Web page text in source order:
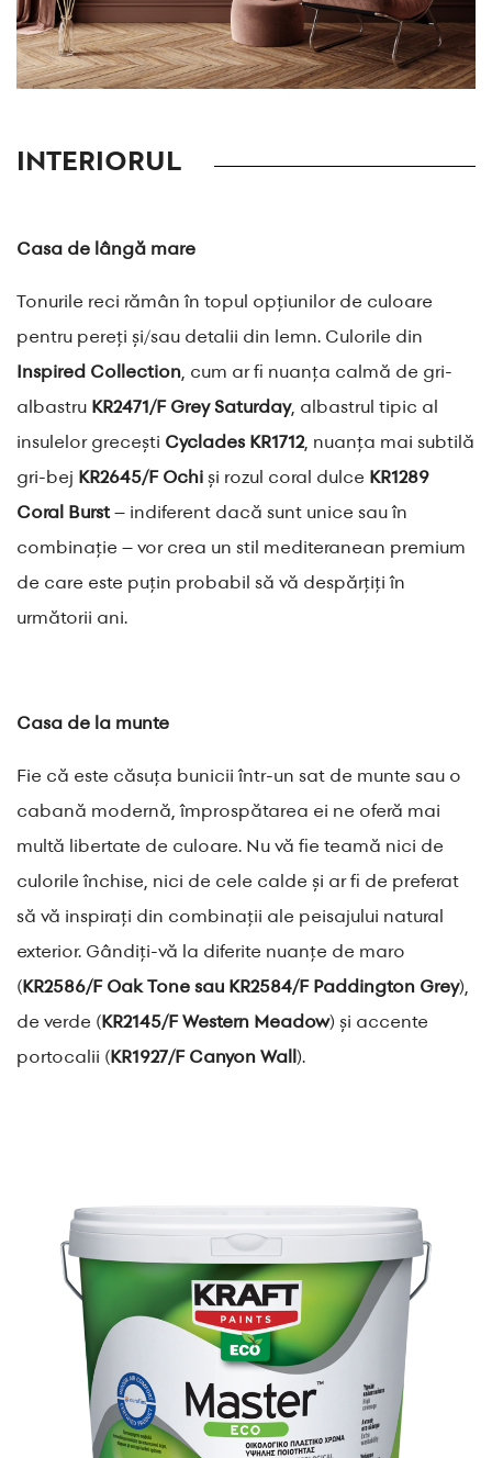
INTERIORUL
Casa de lângă mare
Tonurile reci rămân în topul opțiunilor de culoare
pentru pereți și/sau detalii din lemn. Culorile din
Inspired Collection, cum ar fi nuanța calmă de gri-
albastru KR2471/F Grey Saturday, albastrul tipic al
insulelor grecești Cyclades KR1712, nuanța mai subtilă
gri-bej KR2645/F Ochiși rozul coral dulce KR1289
Coral Burst– indiferent dacă sunt unice sau în
combinație – vor crea un stil mediteranean premium
de care este puțin probabil să vă despărțiți în
următorii ani.
Casa de la munte
Fie că este căsuța bunicii într-un sat de munte sau o
cabană modernă, împrospătarea ei ne oferă mai
multă libertate de culoare. Nu vă fie teamă nici de
culorile închise, nici de cele calde și ar fi de preferat
să vă inspirați din combinații ale peisajului natural
exterior. Gândiți-vă la diferite nuanțe de maro
(KR2586/F Oak Tone sau KR2584/F Paddington Grey),
de verde (KR2145/F Western Meadow) și accente
portocalii (KR1927/F Canyon Wall).